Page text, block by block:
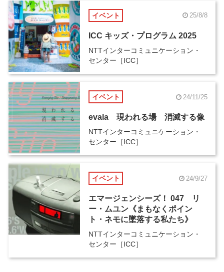
イベント 25/8/8
ICC キッズ・プログラム 2025
NTTインターコミュニケーション・
センター［ICC］
イベント 24/11/25
evala 現われる場 消滅する像
NTTインターコミュニケーション・
センター［ICC］
イベント 24/9/27
エマージェンシーズ！ 047 リ
ー・ムユン《まもなくポイン
ト・ネモに墜落する私たち》
NTTインターコミュニケーション・
センター［ICC］